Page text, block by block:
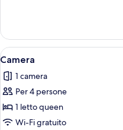
Apri
tutte
le
foto
per
Camera
1
Camera
1 camera
Per 4 persone
1 letto queen
Wi-Fi gratuito